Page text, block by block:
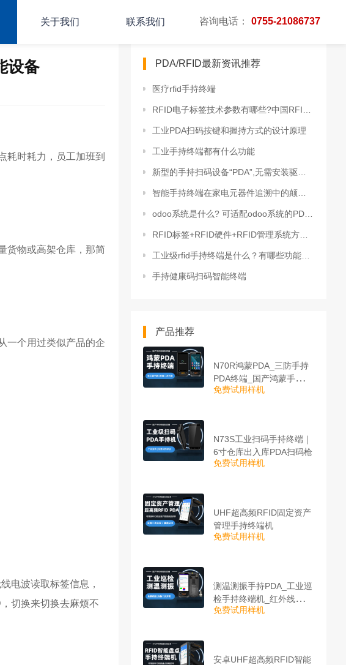
关于我们 联系我们 咨询电话： 0755-21086737
设备
耗时耗力，员工加班到
货物或高架仓库，那简
一个用过类似产品的企
电波读取标签信息，
切换来切换去麻烦不
PDA/RFID最新资讯推荐
医疗rfid手持终端
RFID电子标签技术参数有哪些?中国RFID标签普及率数据
工业PDA扫码按键和握持方式的设计原理
工业手持终端都有什么功能
新型的手持扫码设备“PDA”,无需安装驱动,可随身携带
智能手持终端在家电元器件追溯中的颠覆性应用
odoo系统是什么? 可适配odoo系统的PDA手持终端
RFID标签+RFID硬件+RFID管理系统方案解决商
工业级rfid手持终端是什么？有哪些功能？哪些行业可以使用？
手持健康码扫码智能终端
产品推荐
N70R鸿蒙PDA_三防手持
PDA终端_国产鸿蒙手持终
端
免费试用样机
N73S工业扫码手持终端｜
6寸仓库出入库PDA扫码枪
免费试用样机
UHF超高频RFID固定资产
管理手持终端机
免费试用样机
测温测振手持PDA_工业巡
检手持终端机_红外线测温
PDA
免费试用样机
安卓UHF超高频RFID智能